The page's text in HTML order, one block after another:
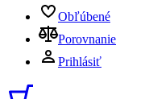
Obľúbené
Porovnanie
Prihlásiť